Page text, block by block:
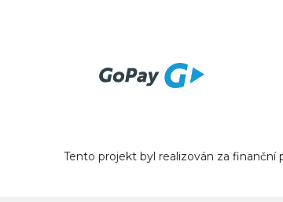
Tento projekt byl realizován za